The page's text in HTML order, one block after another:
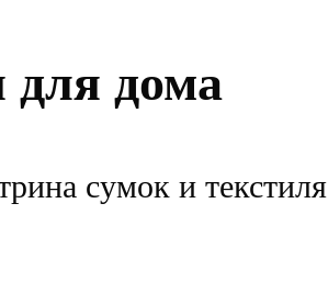
для дома
сумок и текстиля